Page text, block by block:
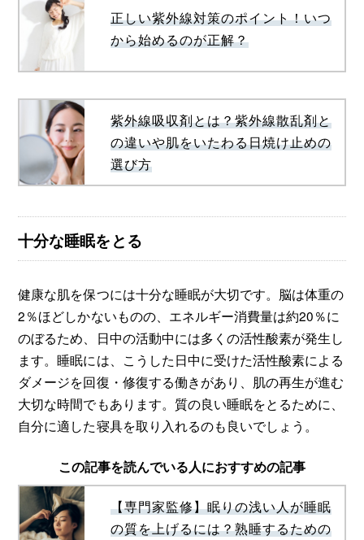
正しい紫外線対策のポイント！いつ
から始めるのが正解？
紫外線吸収剤とは？紫外線散乱剤と
の違いや肌をいたわる日焼け止めの
選び方
十分な睡眠をとる
健康な肌を保つには十分な睡眠が大切です。脳は体重の
2％ほどしかないものの、エネルギー消費量は約20％に
のぼるため、日中の活動中には多くの活性酸素が発生し
ます。睡眠には、こうした日中に受けた活性酸素による
ダメージを回復・修復する働きがあり、肌の再生が進む
大切な時間でもあります。質の良い睡眠をとるために、
自分に適した寝具を取り入れるのも良いでしょう。
この記事を読んでいる人におすすめの記事
【専門家監修】眠りの浅い人が睡眠
の質を上げるには？熟睡するための